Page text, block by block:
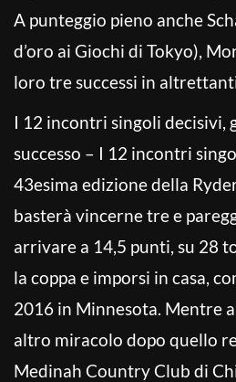
A punteggio pieno anche
d’oro ai Giochi di Tokyo),
loro tre successi in
I 12 incontri singoli decisivi,
successo – I 12 incontri
43esima edizione della
basterà vincerne tre e
arrivare a 14,5 punti, su 28
la coppa e imporsi in casa,
2016 in Minnesota. Mentre
altro miracolo dopo quello
Medinah Country Club di